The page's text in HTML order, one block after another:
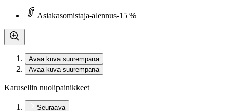
Asiakasomistaja-alennus-15 %
Avaa kuva suurempana
Avaa kuva suurempana
Karusellin nuolipainikkeet
Seuraava